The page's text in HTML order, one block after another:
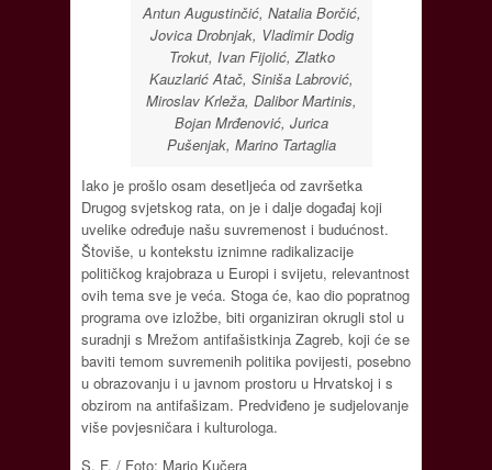
Antun Augustinčić, Natalia Borčić,
Jovica Drobnjak, Vladimir Dodig
Trokut, Ivan Fijolić, Zlatko
Kauzlarić Atač, Siniša Labrović,
Miroslav Krleža, Dalibor Martinis,
Bojan Mrđenović, Jurica
Pušenjak, Marino Tartaglia
Iako je prošlo osam desetljeća od završetka
Drugog svjetskog rata, on je i dalje događaj koji
uvelike određuje našu suvremenost i budućnost.
Štoviše, u kontekstu iznimne radikalizacije
političkog krajobraza u Europi i svijetu, relevantnost
ovih tema sve je veća. Stoga će, kao dio popratnog
programa ove izložbe, biti organiziran okrugli stol u
suradnji s Mrežom antifašistkinja Zagreb, koji će se
baviti temom suvremenih politika povijesti, posebno
u obrazovanju i u javnom prostoru u Hrvatskoj i s
obzirom na antifašizam. Predviđeno je sudjelovanje
više povjesničara i kulturologa.
S. F. / Foto: Mario Kučera